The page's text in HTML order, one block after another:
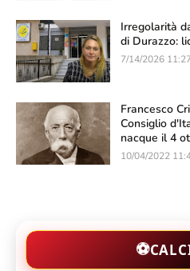
Irregolarità
di Durazzo:
7/14/2026
Francesco
Consiglio
nacque il 4
10/04/2022
⚽